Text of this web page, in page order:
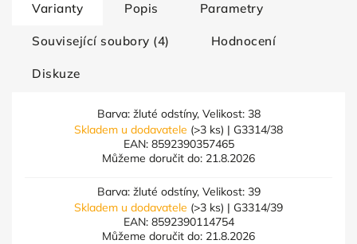
Varianty Popis Parametry
Související soubory (4) Hodnocení
Diskuze
Barva: žluté odstíny, Velikost: 38
Skladem u dodavatele (>3 ks) | G3314/38
EAN: 8592390357465
Můžeme doručit do: 21.8.2026
Barva: žluté odstíny, Velikost: 39
Skladem u dodavatele (>3 ks) | G3314/39
EAN: 8592390114754
Můžeme doručit do: 21.8.2026